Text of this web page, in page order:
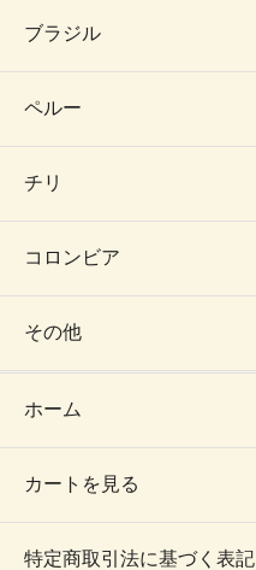
ブラジル
ペルー
チリ
コロンビア
その他
ホーム
カートを見る
特定商取引法に基づく表記